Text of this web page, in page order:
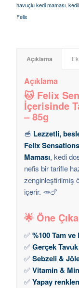
havuçlu kedi maması,
Felix
Açıklama
Açıklama
🐱 Felix
İçerisinde
– 85g
🥣 Lezzetli,
Felix
Maması, kedi
nefis bir tarifle
zenginleştirilmiş
içerir. 🥕🍗
🌟 Öne
✅%100 Tam
✅Gerçek
✅Sebzeli &
✅Vitamin &
✅Yapay